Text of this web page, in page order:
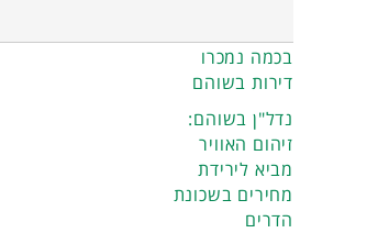
בכמה נמכרו
דירות בשוהם
נדל"ן בשוהם:
זיהום האוויר
מביא לירידת
מחירים בשכונת
הדרים